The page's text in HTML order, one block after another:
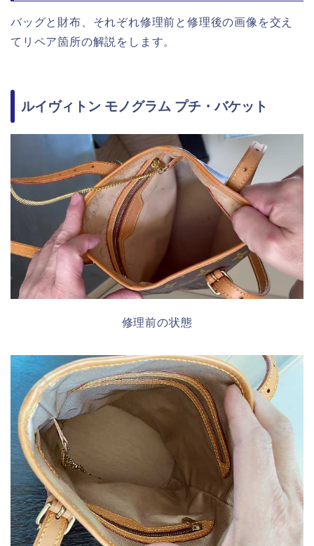
バッグと財布、それぞれ修理前と修理後の画像を交え
てリペア箇所の解説をします。
ルイヴィトン モノグラム プチ・バケット
修理前の状態